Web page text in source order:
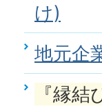
け)
地元企
『縁